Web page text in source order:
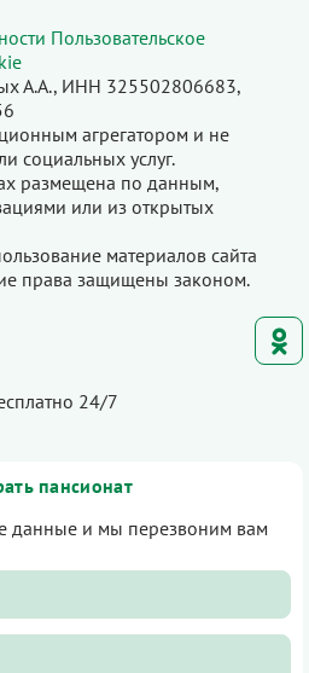
Пользовательское
А.А., ИНН 325502806683,
агрегатором и не
социальных услуг.
размещена по данным,
или из открытых
материалов сайта
права защищены законом.
24/7
пансионат
данные и мы перезвоним вам